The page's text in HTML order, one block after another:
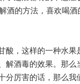
酒的方法，喜欢喝
酸，这样的一种水果
解酒毒的效果。那么
分厉害的话，那么我